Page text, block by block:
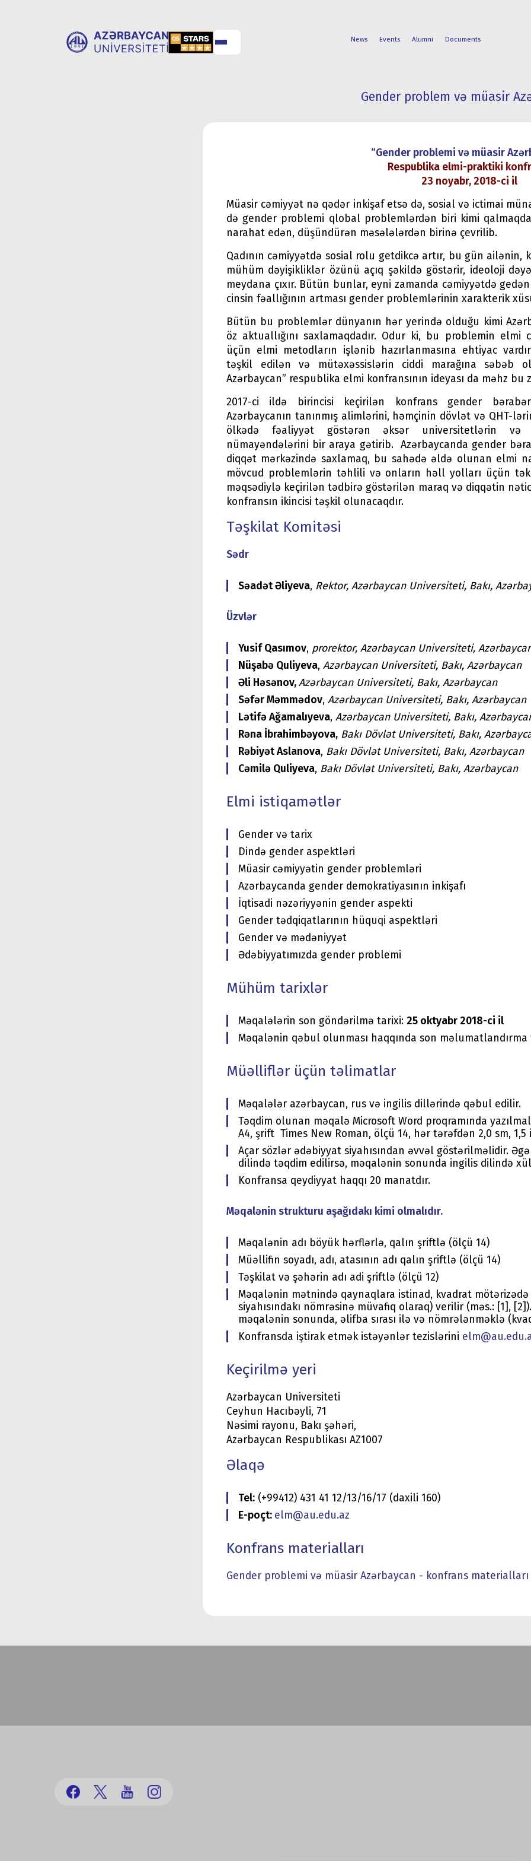
News Events Alumni Documents
Gender problem və müasir
“Gender problemi və müasir
Respublika elmi-praktiki
23 noyabr, 2018-ci il
Müasir cəmiyyət nə qədər inkişaf etsə də, sosial və ictimai
də gender problemi qlobal problemlərdən biri kimi
narahat edən, düşündürən məsələlərdən birinə çevrilib.
Qadının cəmiyyətdə sosial rolu getdikcə artır, bu gün ailənin,
mühüm dəyişikliklər özünü açıq şəkildə göstərir, ideoloji
meydana çıxır. Bütün bunlar, eyni zamanda cəmiyyətdə
cinsin fəallığının artması gender problemlərinin xarakterik
Bütün bu problemlər dünyanın hər yerində olduğu kimi
öz aktuallığını saxlamaqdadır. Odur ki, bu problemin elmi
üçün elmi metodların işlənib hazırlanmasına ehtiyac
təşkil edilən və mütəxəssislərin ciddi marağına səbəb
Azərbaycan” respublika elmi konfransının ideyası da məhz bu
2017-ci ildə birincisi keçirilən konfrans gender
Azərbaycanın tanınmış alimlərini, həmçinin dövlət və QHT-
ölkədə fəaliyyət göstərən əksər universitetlərin və
nümayəndələrini bir araya gətirib. Azərbaycanda gender
diqqət mərkəzində saxlamaq, bu sahədə əldə olunan elmi
mövcud problemlərin təhlili və onların həll yolları üçün
məqsədiylə keçirilən tədbirə göstərilən maraq və diqqətin
konfransın ikincisi təşkil olunacaqdır.
Təşkilat Komitəsi
Sədr
Səadət Əliyeva, Rektor, Azərbaycan Universiteti, Bakı,
Üzvlər
Yusif Qasımov, prorektor, Azərbaycan Universiteti,
Nüşabə Quliyeva, Azərbaycan Universiteti, Bakı, Azərbaycan
Əli Həsənov,Azərbaycan Universiteti, Bakı, Azərbaycan
Səfər Məmmədov, Azərbaycan Universiteti, Bakı, Azərbaycan
Lətifə Ağamalıyeva, Azərbaycan Universiteti, Bakı,
Rəna İbrahimbəyova, Bakı Dövlət Universiteti, Bakı,
Rəbiyət Aslanova, Bakı Dövlət Universiteti, Bakı, Azərbaycan
Cəmilə Quliyeva, Bakı Dövlət Universiteti, Bakı, Azərbaycan
Elmi istiqamətlər
Gender və tarix
Dində gender aspektləri
Müasir cəmiyyətin gender problemləri
Azərbaycanda gender demokratiyasının inkişafı
İqtisadi nəzəriyyənin gender aspekti
Gender tədqiqatlarının hüquqi aspektləri
Gender və mədəniyyət
Ədəbiyyatımızda gender problemi
Mühüm tarixlər
Məqalələrin son göndərilmə tarixi: 25 oktyabr 2018-ci il
Məqalənin qəbul olunması haqqında son məlumatlandırma
Müəlliflər üçün təlimatlar
Məqalələr azərbaycan, rus və ingilis dillərində qəbul edilir.
Təqdim olunan məqalə Microsoft Word proqramında
A4, şrift Times New Roman, ölçü 14, hər tərəfdən 2,0 sm, 1,5
Açar sözlər ədəbiyyat siyahısından əvvəl göstərilməlidir.
dilində təqdim edilirsə, məqalənin sonunda ingilis dilində
Konfransa qeydiyyat haqqı 20 manatdır.
Məqalənin strukturu aşağıdakı kimi olmalıdır.
Məqalənin adı böyük hərflərlə, qalın şriftlə (ölçü 14)
Müəllifin soyadı, adı, atasının adı qalın şriftlə (ölçü 14)
Təşkilat və şəhərin adı adi şriftlə (ölçü 12)
Məqalənin mətnində qaynaqlara istinad, kvadrat
siyahısındakı nömrəsinə müvafiq olaraq) verilir (məs.: [1],
məqalənin sonunda, əlifba sırası ilə və nömrələnməklə
Konfransda iştirak etmək istəyənlər tezislərini
Keçirilmə yeri
Azərbaycan Universiteti
Ceyhun Hacıbəyli, 71
Nəsimi rayonu, Bakı şəhəri,
Azərbaycan Respublikası AZ1007
Əlaqə
Tel: (+99412) 431 41 12/13/16/17 (daxili 160)
E-poçt: elm@au.edu.az
Konfrans materialları
Gender problemi və müasir Azərbaycan - konfrans materialları